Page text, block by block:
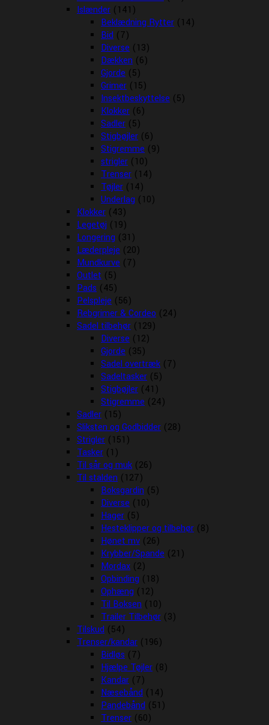
Islænder (141)
Beklædning Rytter (14)
Bid (7)
Diverse (13)
Dækken (6)
Gjorde (5)
Grimer (15)
Insektbeskyttelse (5)
Klokker (6)
Sadler (5)
Stigbøjler (6)
Stigremme (9)
strigler (10)
Trenser (14)
Tøjler (14)
Underlag (10)
Klokker (43)
Legetøj (19)
Longering (31)
Læderpleje (20)
Mundkurve (7)
Outlet (5)
Pads (45)
Pelspleje (56)
Rebgrimer & Cordeo (24)
Sadel tilbehør (129)
Diverse (12)
Gjorde (35)
Sadel overtræk (7)
Sadeltasker (5)
Stigbøjler (41)
Stigremme (24)
Sadler (15)
Sliksten og Godbidder (28)
Strigler (151)
Tasker (1)
Til sår og muk (26)
Til stalden (127)
Boksgardin (5)
Diverse (10)
Hager (5)
Hesteklipper og tilbehør (8)
Hønet mv (26)
Krybber/Spande (21)
Mordax (2)
Opbinding (18)
Ophæng (12)
Til Boksen (10)
Trailer Tilbehør (3)
Tilskud (54)
Trenser/kandar (196)
Bidløs (7)
Hjælpe Tøjler (8)
Kandar (7)
Næsebånd (14)
Pandebånd (51)
Trenser (60)